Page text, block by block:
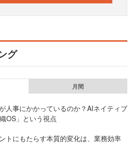
グ
月間
人事にかかっているのか？AIネイティブ
OS」という視点
トにもたらす本質的変化は、業務効率